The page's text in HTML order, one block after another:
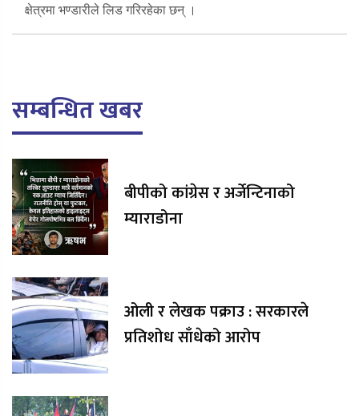
क्षेत्रमा भण्डारीले लिड गरिरहेका छन् ।
सम्बन्धित खबर
बीपीको कांग्रेस र अर्जेन्टिनाको
म्याराडोना
ओली र लेखक पक्राउ : सरकारले
प्रतिशोध साँधेको आरोप